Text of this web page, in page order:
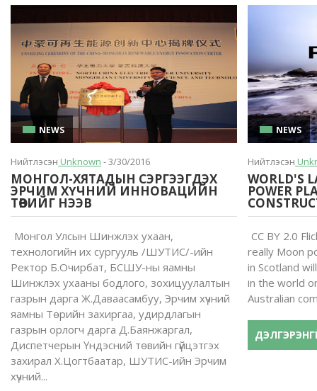
Нийтлэсэн Unknown - 3/30/2016
NEWS
МОНГОЛ-ХЯТАДЫН СЭРГЭЭГДЭХ
ЭРЧИМ ХҮЧНИЙ ИННОВАЦИЙН
ТӨВИЙГ НЭЭВ
Монгол Улсын Шинжлэх ухаан,
технологийн их сургууль /ШУТИС/-ийн
Ректор Б.Очирбат, БСШУ-ны яамны
Шинжлэх ухааны бодлого, зохицуулалтын
газрын дарга Ж.Даваасамбуу, Эрчим хүчний
яамны Төрийн захиргаа, удирдлагын
газрын орлогч дарга Д.Баянжаргал,
Диспетчерын Үндэсний төвийн гүйцэтгэх
захирал Х.Цогтбаатар, ШУТИС-ийн Эрчим
хүчний...
Нийтлэсэн
NEWS
WORLD'S
POWER
CC BY 2.0
really Moon
in Scotland
in the world
Australian